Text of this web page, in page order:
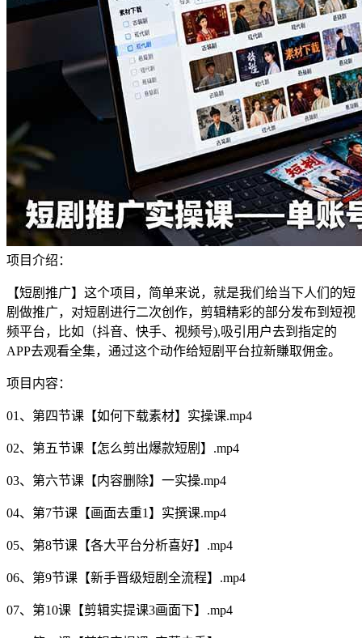
项目介绍：
【短剧推广】这个项目，简单来说，就是我们给当下人们的短
剧做推广，对短剧进行二次创作，剪辑精彩的部分发布到短视
频平台，比如（抖音、快手、视频号),吸引用户去到指定的
APP去观看全集，通过这个动作给短剧平台拉新賺取佣金。
项目内容：
01、第四节课【如何下载素材】实操课.mp4
02、第五节课【怎么剪出爆款短剧】.mp4
03、第六节课【内容删除】一实操.mp4
04、第7节课【画面去重1】实撰课.mp4
05、第8节课【各大平台分析喜好】.mp4
06、第9节课【新手晋级短剧全流程】.mp4
07、第10课【剪辑实提课3画面下】.mp4